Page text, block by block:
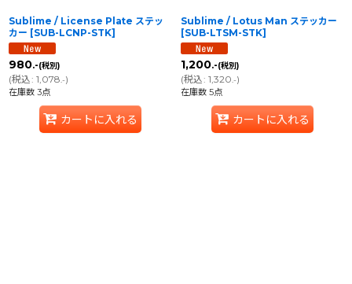
Sublime / License Plate ステッ
カー [SUB-LCNP-STK]
980.-(税別)
(税込: 1,078.-)
在庫数 3点
カートに入れる
Sublime / Lotus Man ステッカー
[SUB-LTSM-STK]
1,200.-(税別)
(税込: 1,320.-)
在庫数 5点
カートに入れる